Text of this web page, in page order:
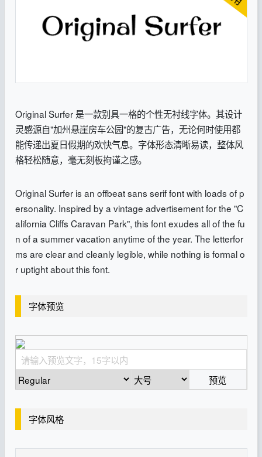
Original Surfer 是一款别具一格的个性无衬线字体。其设计
灵感源自"加州悬崖房车公园"的复古广告，无论何时使用都
能传递出夏日假期的欢快气息。字体形态清晰易读，整体风
格轻松随意，毫无刻板拘谨之感。
Original Surfer is an offbeat sans serif font with loads of p
ersonality. Inspired by a vintage advertisement for the "C
alifornia Cliffs Caravan Park", this font exudes all of the fu
n of a summer vacation anytime of the year. The letterfor
ms are clear and cleanly legible, while nothing is formal o
r uptight about this font.
字体预览
预览
字体风格